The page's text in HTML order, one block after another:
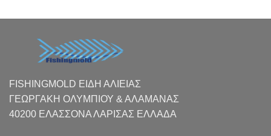
FISHINGMOLD ΕΙΔΗ ΑΛΙΕΙΑΣ
ΓΕΩΡΓΑΚΗ ΟΛΥΜΠΙΟΥ & ΑΛΑΜΑΝΑΣ
40200 ΕΛΑΣΣΟΝΑ ΛΑΡΙΣΑΣ EΛΛΑΔΑ